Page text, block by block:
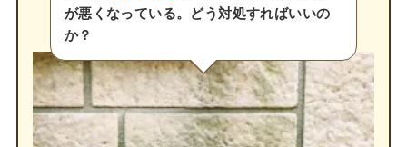
が悪くなっている。どう対処すればいいの
か？